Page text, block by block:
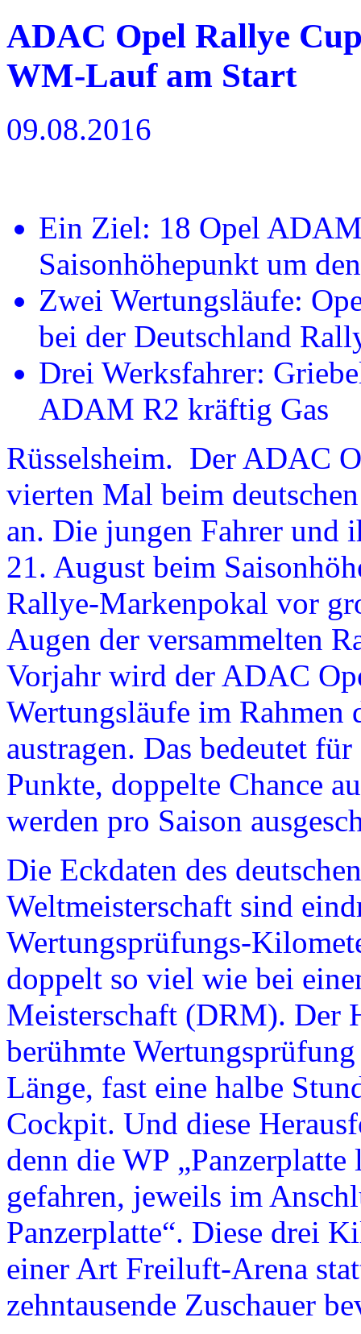
ADAC Opel Rallye
WM-Lauf am Start
09.08.2016
Ein Ziel: 18 Opel
Saisonhöhepunkt um
Zwei Wertungsläufe:
bei der Deutschland
Drei Werksfahrer:
ADAM R2 kräftig Gas
Rüsselsheim. Der ADAC
vierten Mal beim
an. Die jungen Fahrer und
21. August beim
Rallye-Markenpokal vor
Augen der versammelten
Vorjahr wird der ADAC
Wertungsläufe im
austragen. Das bedeutet
Punkte, doppelte Chance
werden pro Saison
Die Eckdaten des
Weltmeisterschaft sind
Wertungsprüfungs-
doppelt so viel wie bei
Meisterschaft (DRM). Der
berühmte
Länge, fast eine halbe
Cockpit. Und diese
denn die WP
gefahren, jeweils im
Panzerplatte“. Diese drei
einer Art Freiluft-Arena
zehntausende Zuschauer